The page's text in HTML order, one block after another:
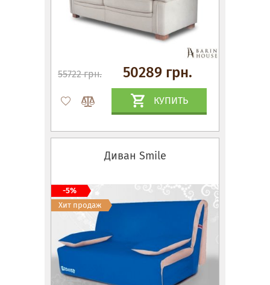
55722 грн. 50289 грн.
КУПИТЬ
Диван Smile
-5%
Хит продаж